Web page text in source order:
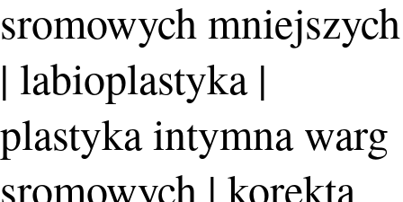
sromowych mniejszych
| labioplastyka |
plastyka intymna warg
sromowych | korekta